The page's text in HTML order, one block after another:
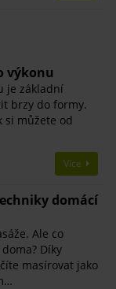
výkonu
je základní
brzy do formy.
si můžete od
Více
domácí
Ale co
Díky
masírovat jako